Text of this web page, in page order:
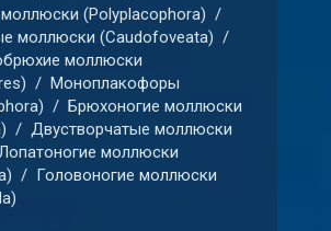
(Polyplacophora) /
моллюски (Caudofoveata) /
моллюски
/ Моноплакофоры
/ Брюхоногие моллюски
/ Двустворчатые моллюски
моллюски
/ Головоногие моллюски